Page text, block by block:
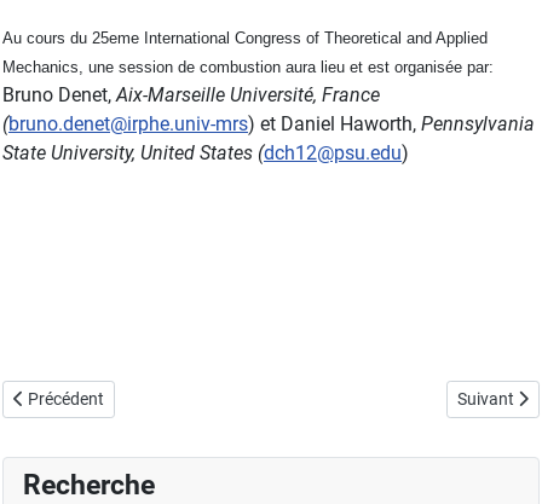
Au cours du 25eme International Congress of Theoretical and Applied
Mechanics, une session de combustion aura lieu et est organisée par:
Bruno Denet,Aix-Marseille Université, France
(bruno.denet@irphe.univ-mrs) et Daniel Haworth, Pennsylvania
State University, United States (dch12@psu.edu)
Article précédent : 39th International Symposium on Combustion
Précédent Article
Suivant
Recherche